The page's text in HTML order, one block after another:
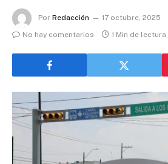
Por Redacción
17 octubre, 2025
No hay comentarios
1 Min de lectura